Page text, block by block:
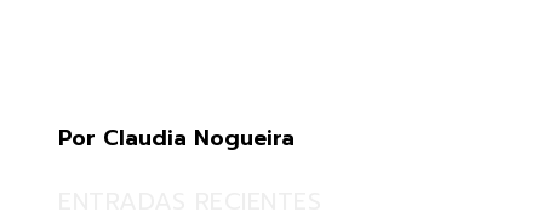
Por Claudia Nogueira